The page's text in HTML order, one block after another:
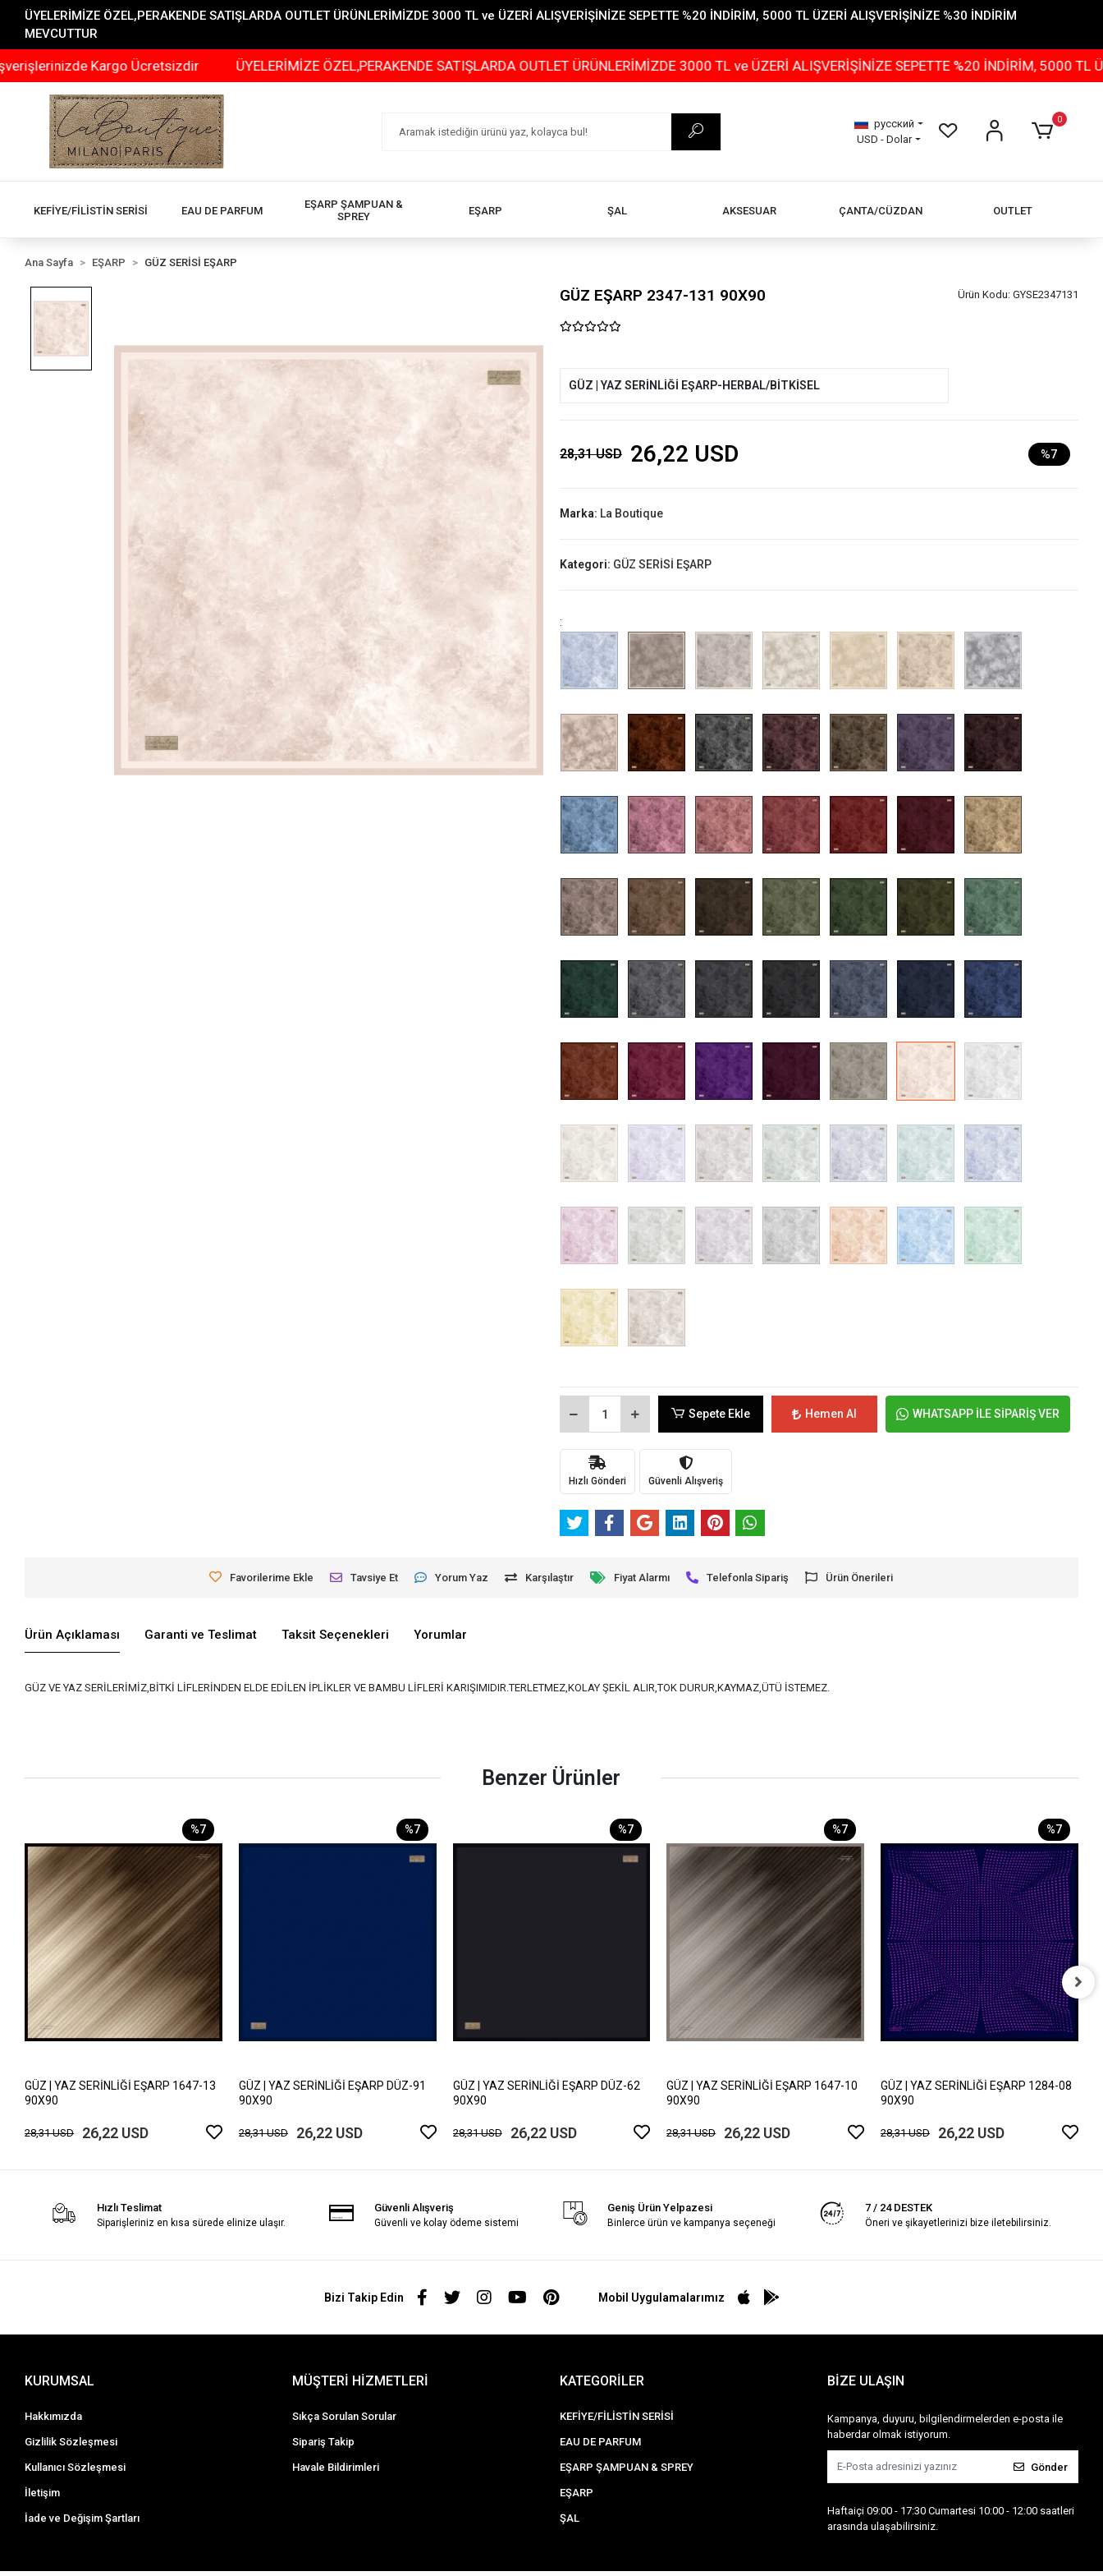
ÜYELERİMİZE ÖZEL,PERAKENDE SATIŞLARDA OUTLET ÜRÜNLERİMİZDE 3000 TL ve ÜZERİ ALIŞVERİŞİNİZE SEPETTE %20 İNDİRİM, 5000 TL ÜZERİ ALIŞVERİŞİNİZE %30 İNDİRİM
MEVCUTTUR
Kargo Ücretsizdir ÜYELERİMİZE ÖZEL,PERAKENDE SATIŞLARDA OUTLET ÜRÜNLERİMİZDE 3000 TL ve ÜZERİ ALIŞVERİŞİNİZE SEPETTE %20 İNDİRİM, 5000 TL ÜZERİ
русский
USD - Dolar
0
KEFİYE/FİLİSTİN SERİSİ EAU DE PARFUM
EŞARP ŞAMPUAN &
SPREY
EŞARP ŞAL AKSESUAR ÇANTA/CÜZDAN OUTLET
Ana Sayfa EŞARP GÜZ SERİSİ EŞARP
GÜZ EŞARP 2347-131 90X90 Ürün Kodu: GYSE2347131
GÜZ | YAZ SERİNLİĞİ EŞARP-HERBAL/BİTKİSEL
28,31 USD 26,22 USD %7
Marka: La Boutique
Kategori: GÜZ SERİSİ EŞARP
:
Sepete Ekle Hemen Al WHATSAPP İLE SİPARİŞ VER
Hızlı Gönderi Güvenli Alışveriş
Favorilerime Ekle Tavsiye Et Yorum Yaz Karşılaştır Fiyat Alarmı Telefonla Sipariş Ürün Önerileri
Ürün Açıklaması Garanti ve Teslimat Taksit Seçenekleri Yorumlar
GÜZ VE YAZ SERİLERİMİZ,BİTKİ LİFLERİNDEN ELDE EDİLEN İPLİKLER VE BAMBU LİFLERİ KARIŞIMIDIR.TERLETMEZ,KOLAY ŞEKİL ALIR,TOK DURUR,KAYMAZ,ÜTÜ İSTEMEZ.
Benzer Ürünler
%7
GÜZ | YAZ SERİNLİĞİ EŞARP 1647-13
90X90
28,31 USD 26,22 USD
%7
GÜZ | YAZ SERİNLİĞİ EŞARP DÜZ-91
90X90
28,31 USD 26,22 USD
%7
GÜZ | YAZ SERİNLİĞİ EŞARP DÜZ-62
90X90
28,31 USD 26,22 USD
%7
GÜZ | YAZ SERİNLİĞİ EŞARP 1647-10
90X90
28,31 USD 26,22 USD
%7
GÜZ | YAZ SERİNLİĞİ EŞARP 1284-08
90X90
28,31 USD 26,22 USD
Hızlı Teslimat
Siparişleriniz en kısa sürede elinize ulaşır.
Güvenli Alışveriş
Güvenli ve kolay ödeme sistemi
Geniş Ürün Yelpazesi
Binlerce ürün ve kampanya seçeneği
7 / 24 DESTEK
Öneri ve şikayetlerinizi bize iletebilirsiniz.
Bizi Takip Edin Mobil Uygulamalarımız
KURUMSAL
Hakkımızda
Gizlilik Sözleşmesi
Kullanıcı Sözleşmesi
İletişim
İade ve Değişim Şartları
MÜŞTERİ HİZMETLERİ
Sıkça Sorulan Sorular
Sipariş Takip
Havale Bildirimleri
KATEGORİLER
KEFİYE/FİLİSTİN SERİSİ
EAU DE PARFUM
EŞARP ŞAMPUAN & SPREY
EŞARP
ŞAL
BİZE ULAŞIN
Kampanya, duyuru, bilgilendirmelerden e-posta ile
haberdar olmak istiyorum.
Gönder
Haftaiçi 09:00 - 17:30 Cumartesi 10:00 - 12:00 saatleri
arasında ulaşabilirsiniz.